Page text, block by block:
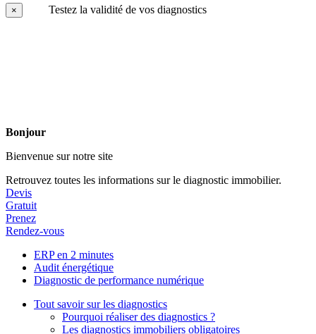
× Testez la validité de vos diagnostics
Bonjour
Bienvenue sur notre site
Retrouvez toutes les informations sur le diagnostic immobilier.
Devis
Gratuit
Prenez
Rendez-vous
ERP en 2 minutes
Audit énergétique
Diagnostic de performance numérique
Tout savoir sur les diagnostics
Pourquoi réaliser des diagnostics ?
Les diagnostics immobiliers obligatoires